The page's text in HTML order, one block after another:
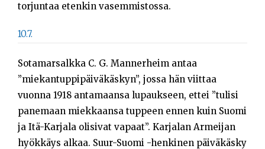
torjuntaa etenkin vasemmistossa.
10.7.
Sotamarsalkka C. G. Mannerheim antaa
”miekantuppipäiväkäskyn”, jossa hän viittaa
vuonna 1918 antamaansa lupaukseen, ettei ”tulisi
panemaan miekkaansa tuppeen ennen kuin Suomi
ja Itä-Karjala olisivat vapaat”. Karjalan Armeijan
hyökkäys alkaa. Suur-Suomi -henkinen päiväkäsky